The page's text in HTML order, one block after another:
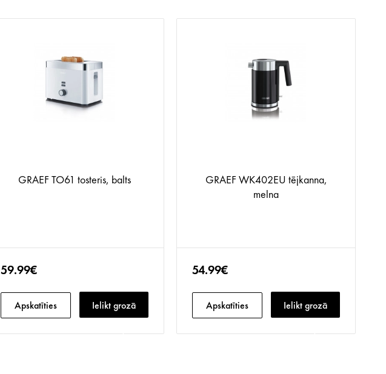
GRAEF TO61 tosteris, balts
59.99€
Apskatīties Ielikt grozā
GRAEF WK402EU tējkanna,
melna
54.99€
Apskatīties Ielikt grozā